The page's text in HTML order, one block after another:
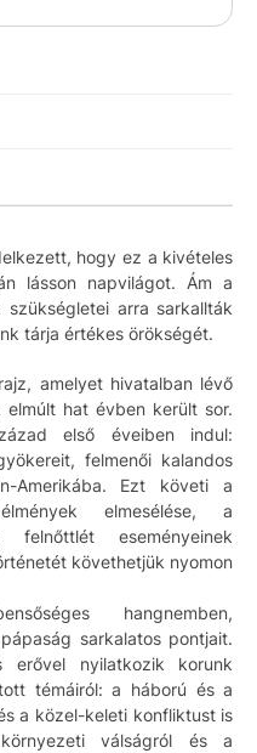
hogy ez a kivételes
lásson napvilágot. Ám a
arra sarkallták
tárja értékes örökségét.
amelyet hivatalban lévő
hat évben került sor.
első éveiben indul:
felmenői kalandos
Amerikába. Ezt követi a
elmesélése, a
felnőttlét eseményeinek
követhetjük nyomon
hangnemben,
sarkalatos pontjait.
erővel nyilatkozik korunk
témáiról: a háború és a
a közel-keleti konfliktust is
válságról és a